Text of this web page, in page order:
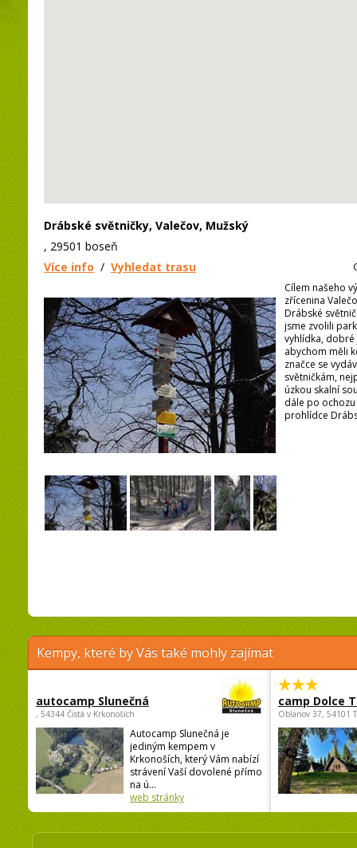
Drábské světničky, Valečov, Mužský
, 29501 boseň
Více info / Vyhledat trasu
Cílem našeho
zřícenina
Drábské
jsme zvolili
vyhlídka,
abychom měli
značce se
světničkám,
úzkou skalní
dále po
prohlídce
Kempy, které by Vás také mohly zajímat
autocamp Slunečná
, 54344 Čistá v Krkonoších
Autocamp Slunečná je
jediným kempem v
Krkonoších, který Vám nabízí
strávení Vaší dovolené přímo
na ú...
web stránky
camp Dolce
Oblanov 37, 54101